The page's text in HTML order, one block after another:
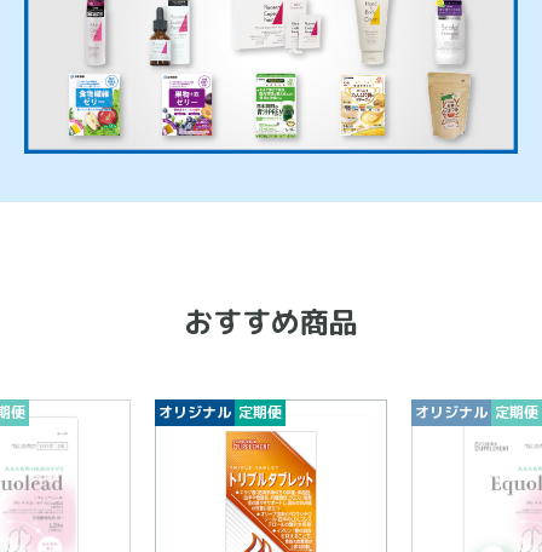
おすすめ商品
便 オリジナル 定期便 オリジナル 定期便